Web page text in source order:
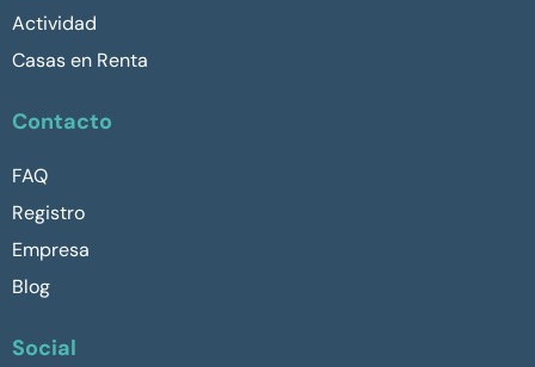
Actividad
Casas en Renta
Contacto
FAQ
Registro
Empresa
Blog
Social